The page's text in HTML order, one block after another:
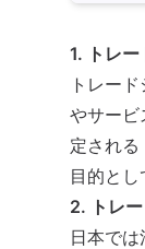
1. トレ
トレー
やサービ
定され
目的と
2. トレ
日本で